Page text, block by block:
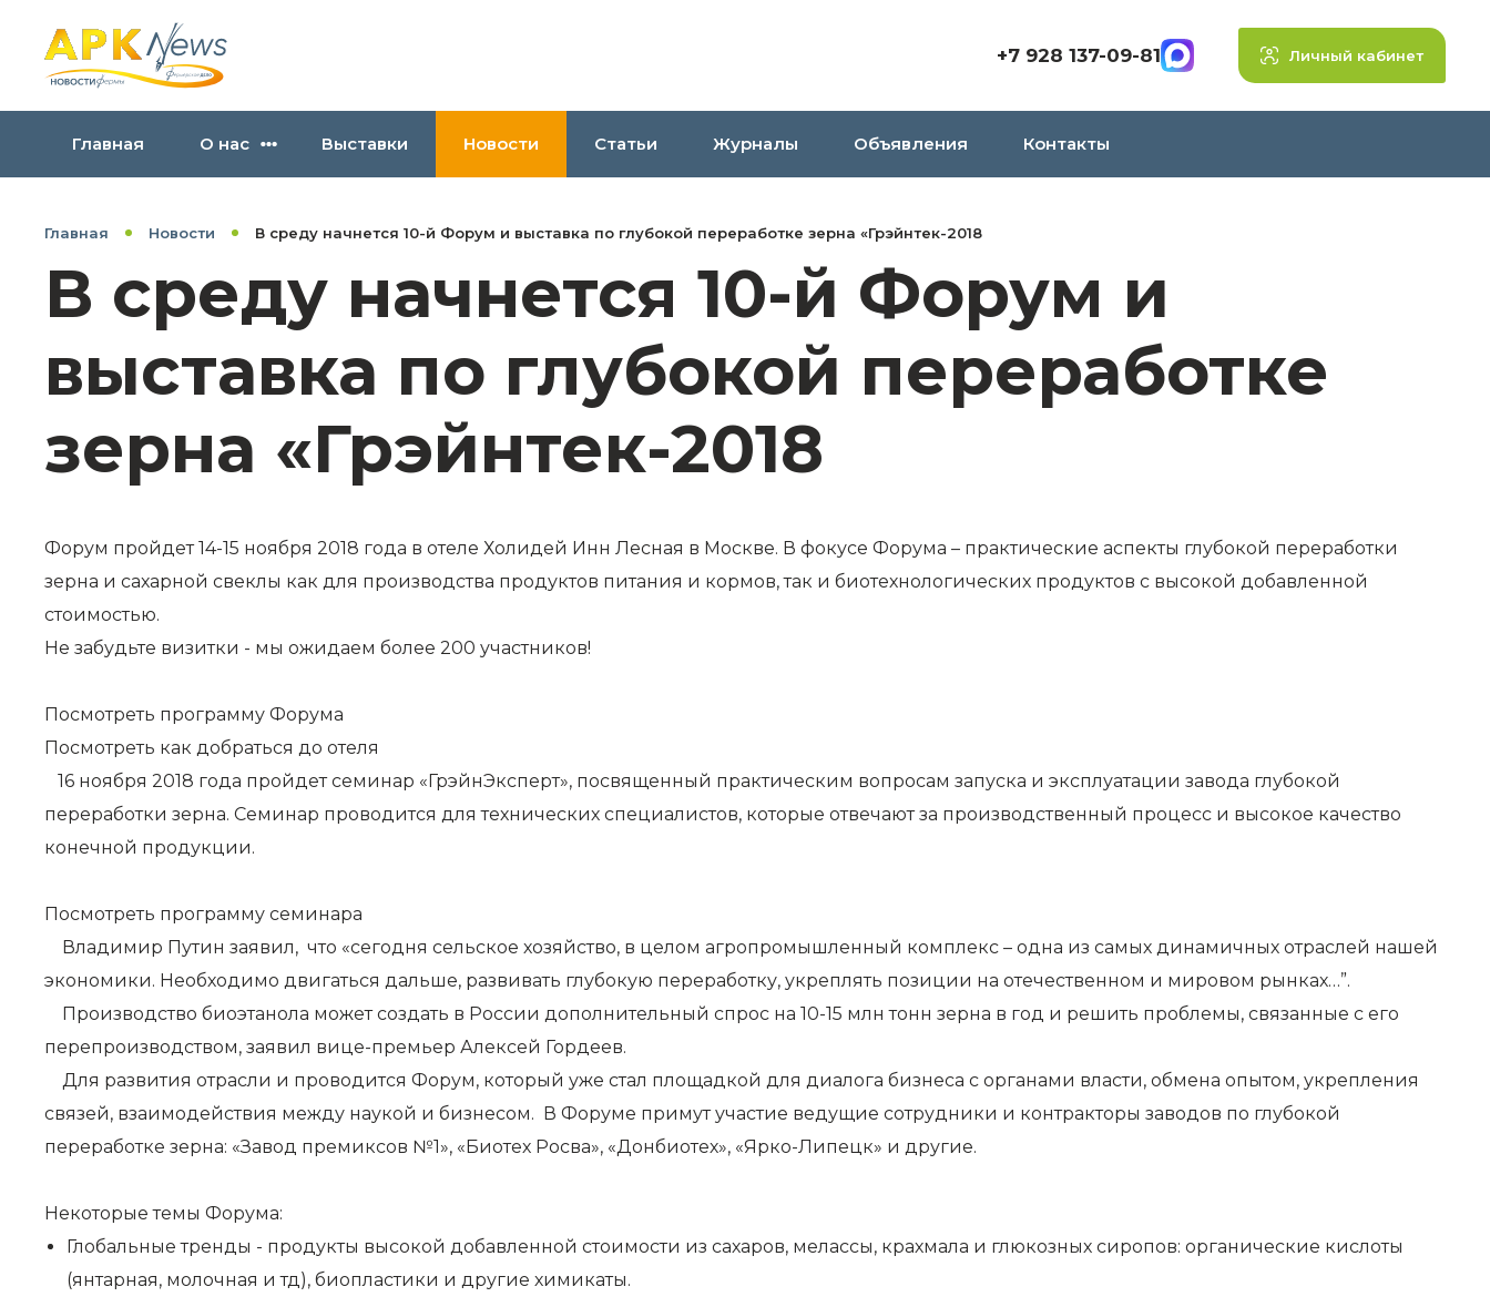
+7 928 137-09-81 Личный кабинет
Главная О нас Выставки Новости Статьи Журналы Объявления Контакты
Главная Новости В среду начнется 10-й Форум и выставка по глубокой переработке зерна «Грэйнтек-2018
В среду начнется 10-й Форум и
выставка по глубокой переработке
зерна «Грэйнтек-2018
Форум пройдет 14-15 ноября 2018 года в отеле Холидей Инн Лесная в Москве. В фокусе Форума – практические аспекты глубокой переработки
зерна и сахарной свеклы как для производства продуктов питания и кормов, так и биотехнологических продуктов с высокой добавленной
стоимостью.
Не забудьте визитки - мы ожидаем более 200 участников!
Посмотреть программу Форума
Посмотреть как добраться до отеля
16 ноября 2018 года пройдет семинар «ГрэйнЭксперт», посвященный практическим вопросам запуска и эксплуатации завода глубокой
переработки зерна. Семинар проводится для технических специалистов, которые отвечают за производственный процесс и высокое качество
конечной продукции.
Посмотреть программу семинара
Владимир Путин заявил, что «сегодня сельское хозяйство, в целом агропромышленный комплекс – одна из самых динамичных отраслей нашей
экономики. Необходимо двигаться дальше, развивать глубокую переработку, укреплять позиции на отечественном и мировом рынках…”.
Производство биоэтанола может создать в России дополнительный спрос на 10-15 млн тонн зерна в год и решить проблемы, связанные с его
перепроизводством, заявил вице-премьер Алексей Гордеев.
Для развития отрасли и проводится Форум, который уже стал площадкой для диалога бизнеса с органами власти, обмена опытом, укрепления
связей, взаимодействия между наукой и бизнесом. В Форуме примут участие ведущие сотрудники и контракторы заводов по глубокой
переработке зерна: «Завод премиксов №1», «Биотех Росва», «Донбиотех», «Ярко-Липецк» и другие.
Некоторые темы Форума:
Глобальные тренды - продукты высокой добавленной стоимости из сахаров, мелассы, крахмала и глюкозных сиропов: органические кислоты
(янтарная, молочная и тд), биопластики и другие химикаты.